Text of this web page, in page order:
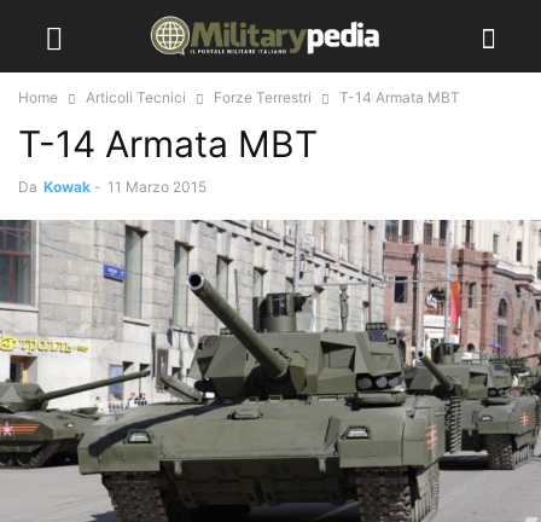
Home Articoli Tecnici Forze Terrestri T-14 Armata MBT
T-14 Armata MBT
Da Kowak - 11 Marzo 2015